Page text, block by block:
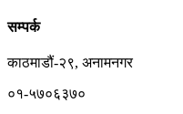
सम्पर्क
काठमाडौं-२९, अनामनगर
०१-५७०६३७०